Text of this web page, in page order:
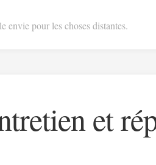
envie pour les choses distantes.
et